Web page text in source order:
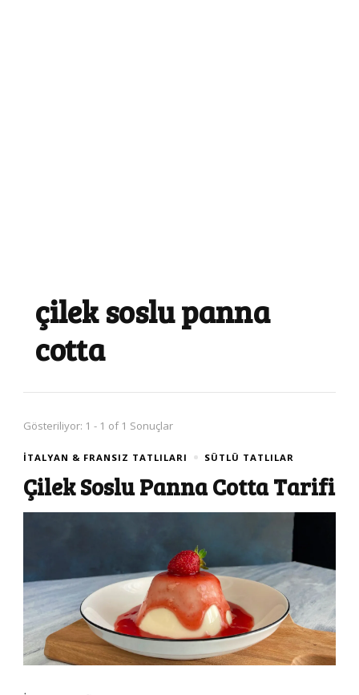
çilek soslu panna
cotta
Gösteriliyor: 1 - 1 of 1 Sonuçlar
İTALYAN & FRANSIZ TATLILARI SÜTLÜ TATLILAR
Çilek Soslu Panna Cotta Tarifi